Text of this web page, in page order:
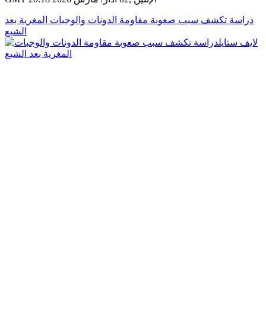
دراسة تكشف سبب صعوبة مقاومة الدونات والوجبات المغرية بعد
الشبع